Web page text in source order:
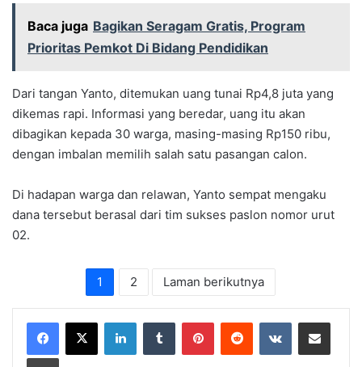
Baca juga Bagikan Seragam Gratis, Program
Prioritas Pemkot Di Bidang Pendidikan
Dari tangan Yanto, ditemukan uang tunai Rp4,8 juta yang
dikemas rapi. Informasi yang beredar, uang itu akan
dibagikan kepada 30 warga, masing-masing Rp150 ribu,
dengan imbalan memilih salah satu pasangan calon.
Di hadapan warga dan relawan, Yanto sempat mengaku
dana tersebut berasal dari tim sukses paslon nomor urut
02.
1 2 Laman berikutnya
LinkedInTumblr PinterestReddit VKontakteShare via Email
Print